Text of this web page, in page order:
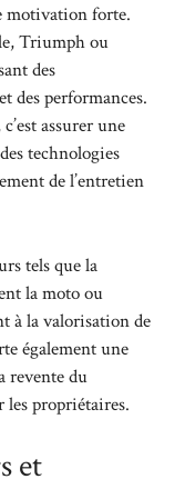
motivation forte.
Triumph ou
des
des performances.
assurer une
technologies
de l’entretien
tels que la
la moto ou
à la valorisation de
également une
revente du
propriétaires.
et